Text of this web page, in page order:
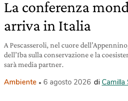
La conferenza
arriva in Italia
A Pescasseroli, nel cuore
dell’Iba sulla conservazione e la
sarà media partner.
Ambiente 6 agosto 2026 di Camilla